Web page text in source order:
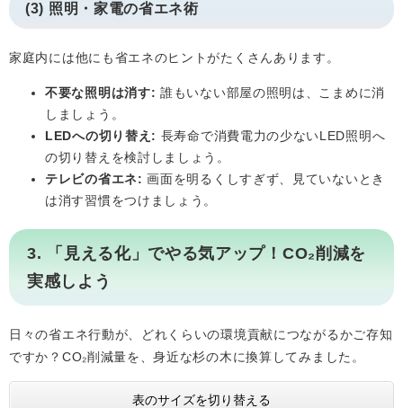
(3) 照明・家電の省エネ術
家庭内には他にも省エネのヒントがたくさんあります。
不要な照明は消す: 誰もいない部屋の照明は、こまめに消
しましょう。
LEDへの切り替え: 長寿命で消費電力の少ないLED照明へ
の切り替えを検討しましょう。
テレビの省エネ: 画面を明るくしすぎず、見ていないとき
は消す習慣をつけましょう。
3. 「見える化」でやる気アップ！CO₂削減を
実感しよう
日々の省エネ行動が、どれくらいの環境貢献につながるかご存知
ですか？CO₂削減量を、身近な杉の木に換算してみました。
表のサイズを切り替える